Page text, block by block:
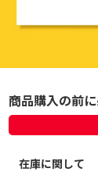
商品購入の前
在庫に関して